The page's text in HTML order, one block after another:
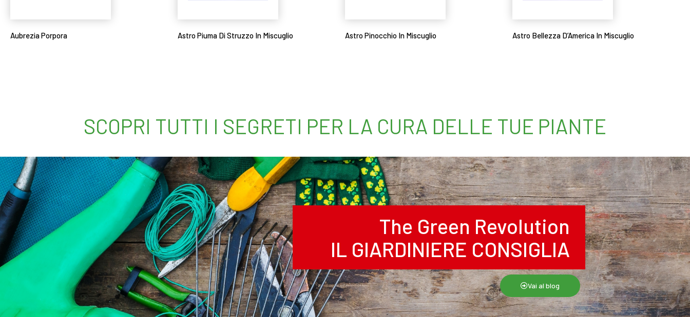
Aubrezia Porpora Astro Piuma Di Struzzo In Miscuglio Astro Pinocchio In Miscuglio Astro Bellezza D’America In Miscuglio
SCOPRI TUTTI I SEGRETI PER LA CURA DELLE TUE PIANTE
The Green Revolution
IL GIARDINIERE CONSIGLIA
Vai al blog